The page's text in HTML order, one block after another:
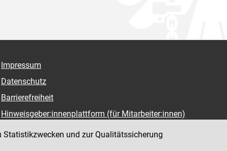
Impressum
Datenschutz
Barrierefreiheit
Hinweisgeber:innenplattform (für Mitarbeiter:innen)
Statistikzwecken und zur Qualitätssicherung